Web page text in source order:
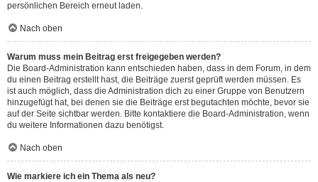
persönlichen Bereich erneut laden.
Nach oben
Warum muss mein Beitrag erst freigegeben werden?
Die Board-Administration kann entschieden haben, dass in dem Forum, in dem
du einen Beitrag erstellt hast, die Beiträge zuerst geprüft werden müssen. Es
ist auch möglich, dass die Administration dich zu einer Gruppe von Benutzern
hinzugefügt hat, bei denen sie die Beiträge erst begutachten möchte, bevor sie
auf der Seite sichtbar werden. Bitte kontaktiere die Board-Administration, wenn
du weitere Informationen dazu benötigst.
Nach oben
Wie markiere ich ein Thema als neu?